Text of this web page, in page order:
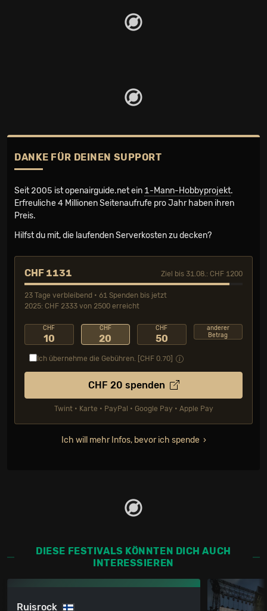
DANKE FÜR DEINEN SUPPORT
Seit 2005 ist openairguide.net ein 1-Mann-Hobbyprojekt.
Erfreuliche 4 Millionen Seiten­aufrufe pro Jahr haben ihren
Preis.
Hilfst du mit, die laufenden Serverkosten zu decken?
CHF 1131 Ziel bis 31.08.: CHF 1200
23 Tage verbleibend • 61 Spenden bis jetzt
2025: CHF 2333 von 2500 erreicht
CHF
10
CHF
20
CHF
50
anderer
Betrag
Ich übernehme die Gebühren. [CHF 0.70
CHF 20 spenden
Twint • Karte • PayPal • Google Pay • Apple Pay
Ich will mehr Infos, bevor ich spende
DIESE FESTIVALS KÖNNTEN DICH AUCH
INTERESSIEREN
Ruisrock